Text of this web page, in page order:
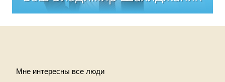
Мне интересны все люди